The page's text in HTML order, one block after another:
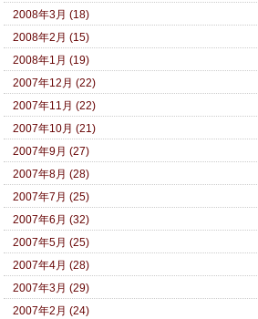
2008年3月 (18)
2008年2月 (15)
2008年1月 (19)
2007年12月 (22)
2007年11月 (22)
2007年10月 (21)
2007年9月 (27)
2007年8月 (28)
2007年7月 (25)
2007年6月 (32)
2007年5月 (25)
2007年4月 (28)
2007年3月 (29)
2007年2月 (24)